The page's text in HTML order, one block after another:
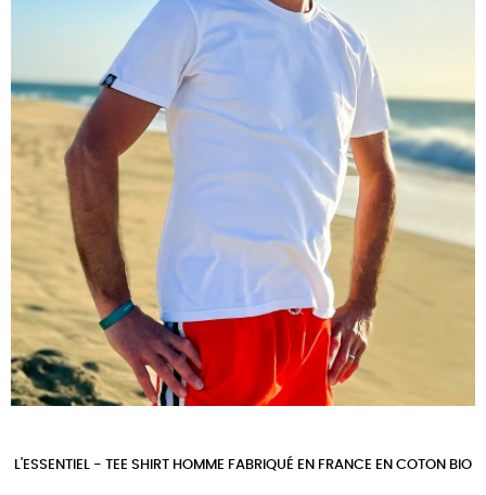
L'ESSENTIEL - TEE SHIRT HOMME FABRIQUÉ EN FRANCE EN COTON BIO